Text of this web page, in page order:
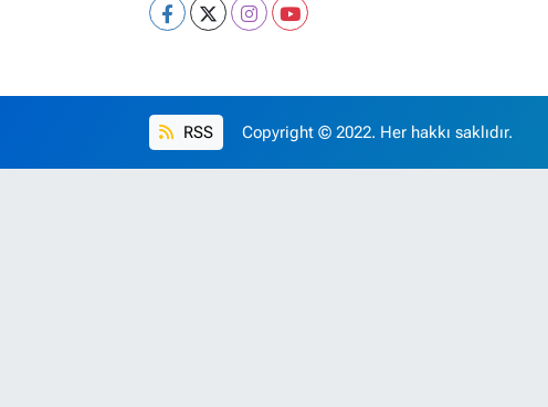
RSS Copyright © 2022. Her hakkı saklıdır.